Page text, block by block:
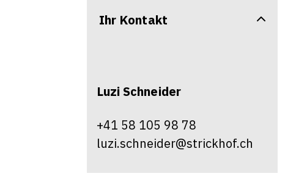
Ihr Kontakt
Luzi Schneider
+41 58 105 98 78
luzi.schneider@strickhof.ch